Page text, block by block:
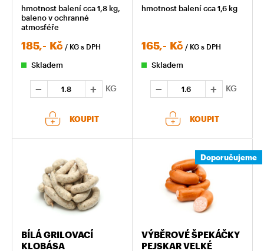
hmotnost balení cca 1,8 kg,
baleno v ochranné
atmosféře
185,- Kč / KG s DPH
Skladem
KG
KOUPIT
hmotnost balení cca 1,6 kg
165,- Kč / KG s DPH
Skladem
KG
KOUPIT
BÍLÁ GRILOVACÍ
KLOBÁSA
Doporučujeme
VÝBĚROVÉ ŠPEKÁČKY
PEJSKAR VELKÉ